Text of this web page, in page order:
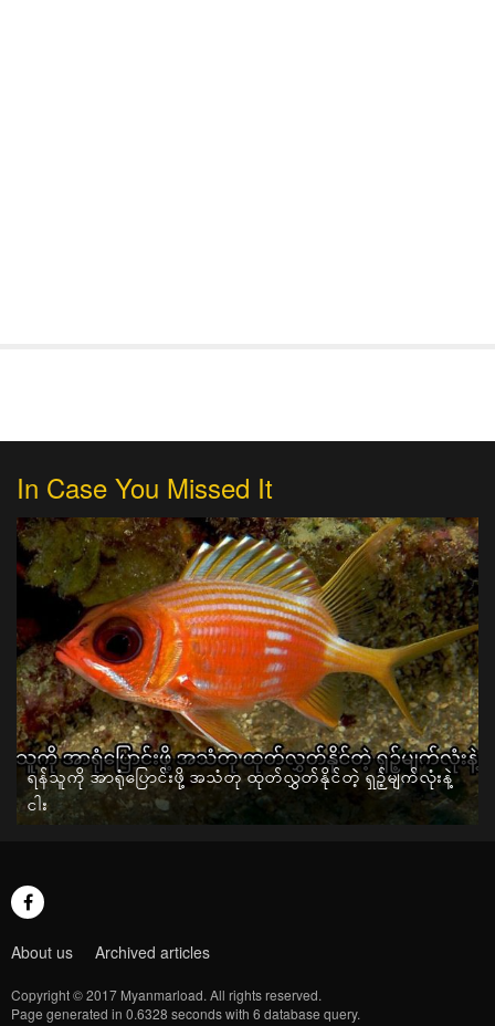
In Case You Missed It
ရန်သူကို အာရုံပြောင်းဖို့ အသံတု ထုတ်လွှတ်နိုင်တဲ့ ရှဉ့်မျက်လုံးနဲ့
ငါး
About us Archived articles
Copyright © 2017 Myanmarload. All rights reserved.
Page generated in 0.6328 seconds with 6 database query.